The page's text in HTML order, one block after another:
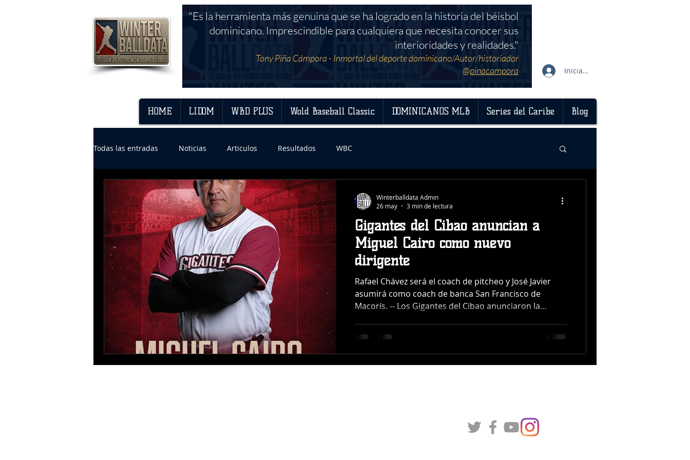
Iniciar sesión
HOME LIDOM WBD PLUS Wold Baseball Classic DOMINICANOS MLB Series del Caribe Blog
"Es la herramienta más genuina que se ha logrado en la historia del béisbol
dominicano. Imprescindible para cualquiera que necesita conocer sus
interioridades y realidades."
Tony Piña Cámpora - Inmortal del deporte dominicano/Autor/historiador
@pinacampora
Todas las entradas Noticias Articulos Resultados WBC
Gigantes del Cibao anuncian a
Miguel Cairo como nuevo
dirigente
Rafael Chávez será el coach de pitcheo y José Javier
asumirá como coach de banca San Francisco de
Macorís. -- Los Gigantes del Cibao anunciaron la
temporada de la Liga de Béisbol Profesional de la
República Dominicana (LIDOM). La organización
también confirmó la integración de Rafael Chávez
Winterballdata Admin
26 may
3 min de lectura